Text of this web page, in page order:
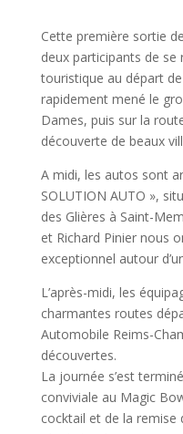
Cette première sortie
deux participants de
touristique au départ
rapidement mené le
Dames, puis sur la
découverte de beaux
A midi, les autos sont
SOLUTION AUTO »,
des Glières à Saint-
et Richard Pinier nous
exceptionnel autour
L’après-midi, les
charmantes routes
Automobile Reims-
découvertes.
La journée s’est
conviviale au Magic
cocktail et de la remise